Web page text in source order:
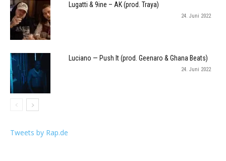
Lugatti & 9ine – AK (prod. Traya)
24. Juni 2022
Luciano — Push It (prod. Geenaro & Ghana Beats)
24. Juni 2022
Tweets by Rap.de